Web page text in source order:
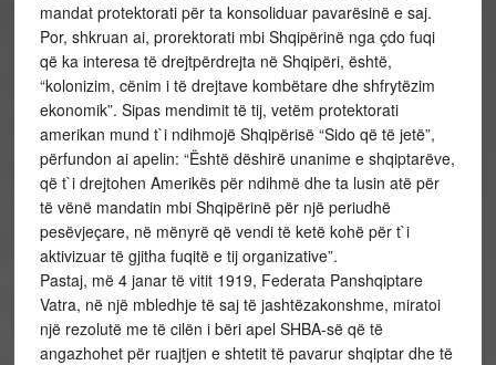
mandat protektorati për ta konsoliduar pavarësinë e saj.
Por, shkruan ai, prorektorati mbi Shqipërinë nga çdo fuqi
që ka interesa të drejtpërdrejta në Shqipëri, është,
“kolonizim, cënim i të drejtave kombëtare dhe shfrytëzim
ekonomik”. Sipas mendimit të tij, vetëm protektorati
amerikan mund t`i ndihmojë Shqipërisë “Sido që të jetë”,
përfundon ai apelin: “Është dëshirë unanime e shqiptarëve,
që t`i drejtohen Amerikës për ndihmë dhe ta lusin atë për
të vënë mandatin mbi Shqipërinë për një periudhë
pesëvjeçare, në mënyrë që vendi të ketë kohë për t`i
aktivizuar të gjitha fuqitë e tij organizative”.
Pastaj, më 4 janar të vitit 1919, Federata Panshqiptare
Vatra, në një mbledhje të saj të jashtëzakonshme, miratoi
një rezolutë me të cilën i bëri apel SHBA-së që të
angazhohet për ruajtjen e shtetit të pavarur shqiptar dhe të